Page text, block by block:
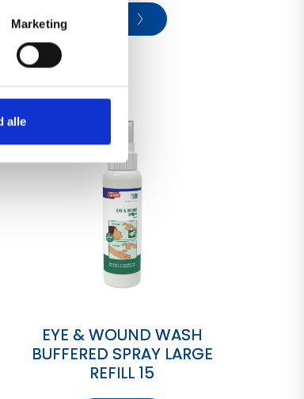
Marketing
alle
EYE & WOUND WASH
BUFFERED SPRAY LARGE
REFILL 15